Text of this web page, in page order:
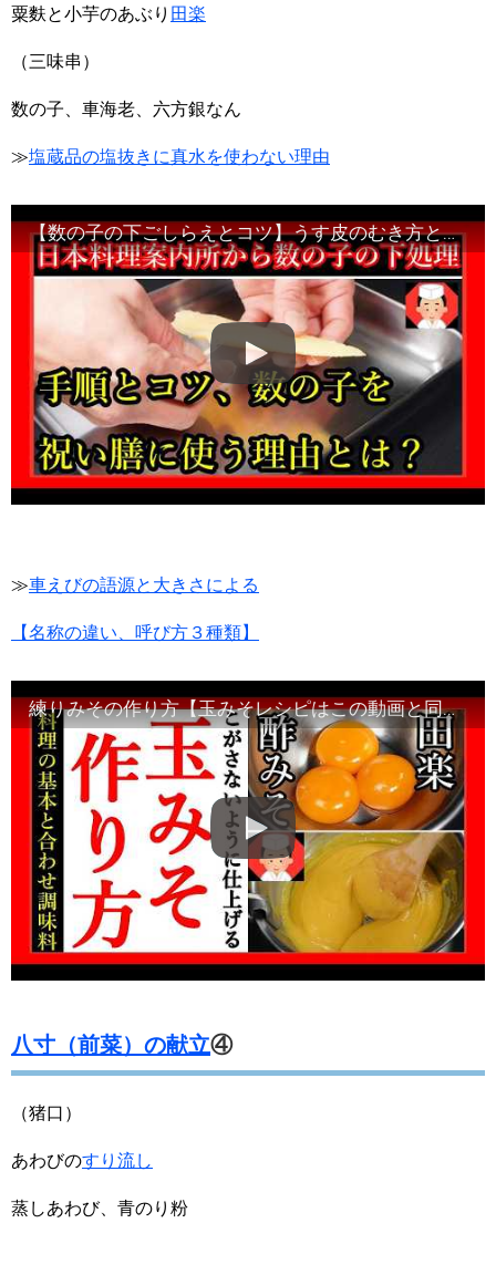
粟麩と小芋のあぶり 田楽
（三味串）
数の子、車海老、六方銀なん
≫塩蔵品の塩抜きに真水を使わない理由
【数の子の下ごしらえとコツ】うす皮のむき方と塩抜き・初心者向け味付け方法・Japanese food#和食レシピ日本料理案内所
≫車えびの語源と大きさによる
【名称の違い、呼び方３種類】
練りみその作り方【玉みそレシピはこの動画と同じ手順で完了します】Japanese food#和食レシピ日本料理案内所
八寸（前菜）の献立④
（猪口）
あわびのすり流し
蒸しあわび、青のり粉